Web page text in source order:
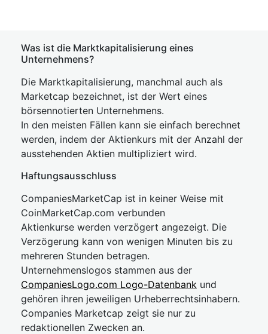
Was ist die Marktkapitalisierung eines
Unternehmens?
Die Marktkapitalisierung, manchmal auch als
Marketcap bezeichnet, ist der Wert eines
börsennotierten Unternehmens.
In den meisten Fällen kann sie einfach berechnet
werden, indem der Aktienkurs mit der Anzahl der
ausstehenden Aktien multipliziert wird.
Haftungsausschluss
CompaniesMarketCap ist in keiner Weise mit
CoinMarketCap.com verbunden
Aktienkurse werden verzögert angezeigt. Die
Verzögerung kann von wenigen Minuten bis zu
mehreren Stunden betragen.
Unternehmenslogos stammen aus der
CompaniesLogo.com Logo-Datenbank und
gehören ihren jeweiligen Urheberrechtsinhabern.
Companies Marketcap zeigt sie nur zu
redaktionellen Zwecken an.